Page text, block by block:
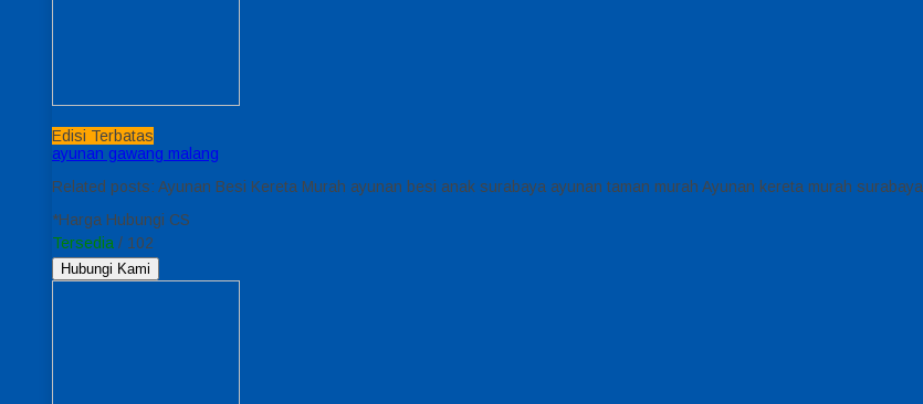
Edisi Terbatas
ayunan gawang malang
Related posts: Ayunan Besi Kereta Murah ayunan besi anak surabaya ayunan taman murah Ayunan kereta murah surabaya
*Harga Hubungi CS
Tersedia / 102
Hubungi Kami